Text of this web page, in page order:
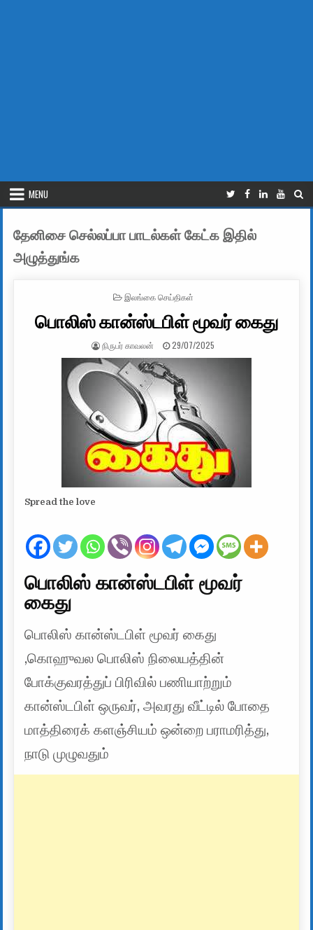
MENU
தேனிசை செல்லப்பா பாடல்கள் கேட்க இதில்
அழுத்துங்க
POSTED IN
இலங்கை செய்திகள்
பொலிஸ் கான்ஸ்டபிள் மூவர் கைது
AUTHOR:
நிருபர் காவலன் PUBLISHED DATE:
29/07/2025
Spread the love
பொலிஸ் கான்ஸ்டபிள் மூவர்
கைது
பொலிஸ் கான்ஸ்டபிள் மூவர் கைது
,கொஹுவல பொலிஸ் நிலையத்தின்
போக்குவரத்துப் பிரிவில் பணியாற்றும்
கான்ஸ்டபிள் ஒருவர், அவரது வீட்டில் போதை
மாத்திரைக் களஞ்சியம் ஒன்றை பராமரித்து,
நாடு முழுவதும்